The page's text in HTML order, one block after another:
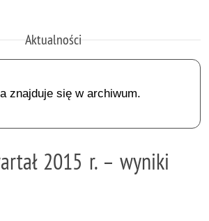
Aktualności
znajduje się w archiwum.
2015 r. – wyniki